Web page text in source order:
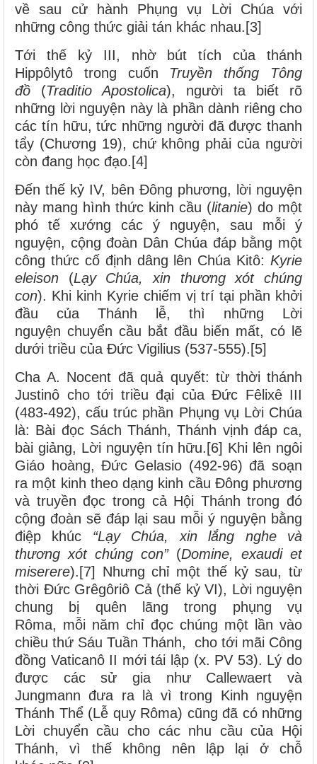
về sau cử hành Phụng vụ Lời Chúa với
những công thức giải tán khác nhau.[3]
Tới thế kỷ III, nhờ bút tích của thánh
Hippôlytô trong cuốn Truyền thống Tông
đồ (Traditio Apostolica), người ta biết rõ
những lời nguyện này là phần dành riêng cho
các tín hữu, tức những người đã được thanh
tẩy (Chương 19), chứ không phải của người
còn đang học đạo.[4]
Đến thế kỷ IV, bên Đông phương, lời nguyện
này mang hình thức kinh cầu (litanie) do một
phó tế xướng các ý nguyện, sau mỗi ý
nguyện, cộng đoàn Dân Chúa đáp bằng một
công thức cố định dâng lên Chúa Kitô: Kyrie
eleison (Lạy Chúa, xin thương xót chúng
con). Khi kinh Kyrie chiếm vị trí tại phần khởi
đầu của Thánh lễ, thì những Lời
nguyện chuyển cầu bắt đầu biến mất, có lẽ
dưới triều của Đức Vigilius (537-555).[5]
Cha A. Nocent đã quả quyết: từ thời thánh
Justinô cho tới triều đại của Đức Fêlixê III
(483-492), cấu trúc phần Phụng vụ Lời Chúa
là: Bài đọc Sách Thánh, Thánh vịnh đáp ca,
bài giảng, Lời nguyện tín hữu.[6] Khi lên ngôi
Giáo hoàng, Đức Gelasio (492-96) đã soạn
ra một kinh theo dạng kinh cầu Đông phương
và truyền đọc trong cả Hội Thánh trong đó
cộng đoàn sẽ đáp lại sau mỗi ý nguyện bằng
điệp khúc “Lạy Chúa, xin lắng nghe và
thương xót chúng con”(Domine, exaudi et
miserere).[7] Nhưng chỉ một thế kỷ sau, từ
thời Đức Grêgôriô Cả (thế kỷ VI), Lời nguyện
chung bị quên lãng trong phụng vụ
Rôma, mỗi năm chỉ đọc chúng một lần vào
chiều thứ Sáu Tuần Thánh, cho tới mãi Công
đồng Vaticanô II mới tái lập (x. PV 53). Lý do
được các sử gia như Callewaert và
Jungmann đưa ra là vì trong Kinh nguyện
Thánh Thể (Lễ quy Rôma) cũng đã có những
Lời chuyển cầu cho các nhu cầu của Hội
Thánh, vì thế không nên lập lại ở chỗ